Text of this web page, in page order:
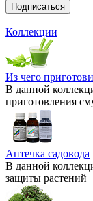
Коллекции
Из чего
В данной
приготовления
Аптечка садовода
В данной
защиты растений